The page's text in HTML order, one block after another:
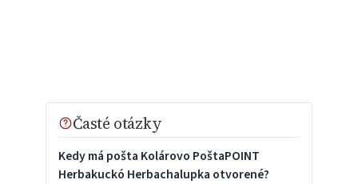
Časté otázky
Kedy má pošta Kolárovo PoštaPOINT
Herbakuckó Herbachalupka otvorené?